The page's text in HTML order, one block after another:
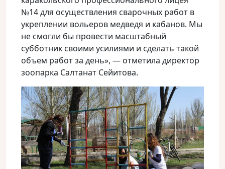
№14 для осуществления сварочных работ в
укреплении вольеров медведя и кабанов. Мы
не смогли бы провести масштабный
субботник своими усилиями и сделать такой
объем работ за день», — отметила директор
зоопарка Салтанат Сейитова.